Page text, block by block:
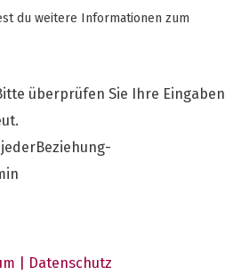
du weitere Informationen zum
überprüfen Sie Ihre Eingaben
| Datenschutz